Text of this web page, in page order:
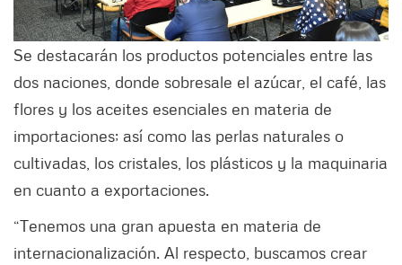
Se destacarán los productos potenciales entre las
dos naciones, donde sobresale el azúcar, el café, las
flores y los aceites esenciales en materia de
importaciones; así como las perlas naturales o
cultivadas, los cristales, los plásticos y la maquinaria
en cuanto a exportaciones.
“Tenemos una gran apuesta en materia de
internacionalización. Al respecto, buscamos crear